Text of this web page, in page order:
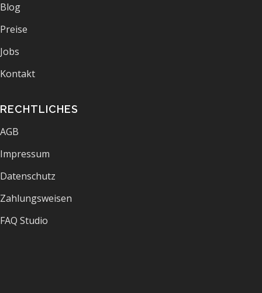
Blog
Preise
Jobs
Kontakt
RECHTLICHES
AGB
Impressum
Datenschutz
Zahlungsweisen
FAQ Studio